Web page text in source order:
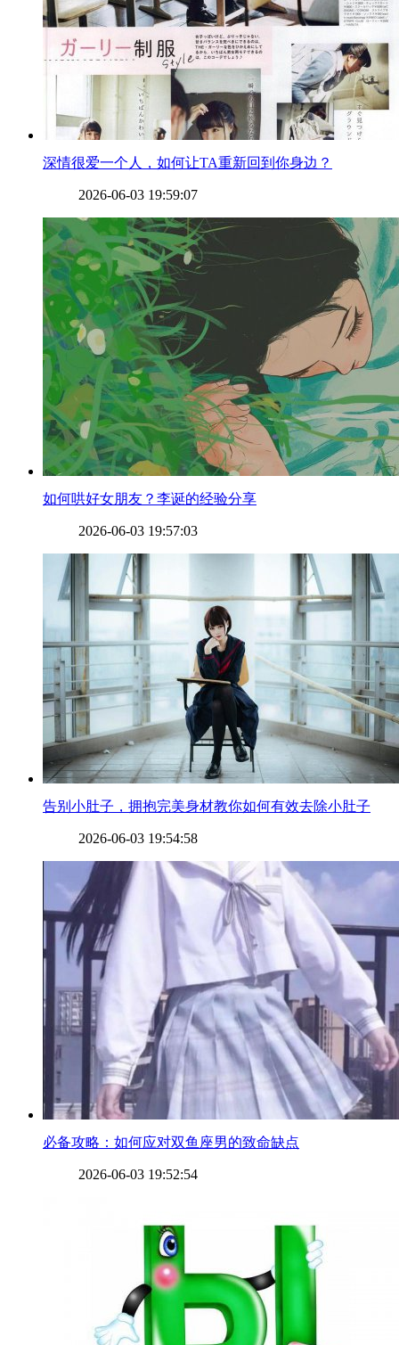
​深情很爱一个人，如何让TA重新回到你身边？
2026-06-03 19:59:07
​如何哄好女朋友？李诞的经验分享
2026-06-03 19:57:03
​告别小肚子，拥抱完美身材教你如何有效去除小肚子
2026-06-03 19:54:58
​必备攻略：如何应对双鱼座男的致命缺点
2026-06-03 19:52:54